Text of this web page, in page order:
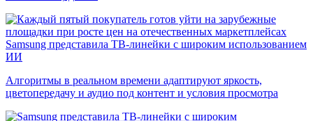
Samsung представила ТВ-линейки с широким использованием
ИИ
Алгоритмы в реальном времени адаптируют яркость,
цветопередачу и аудио под контент и условия просмотра